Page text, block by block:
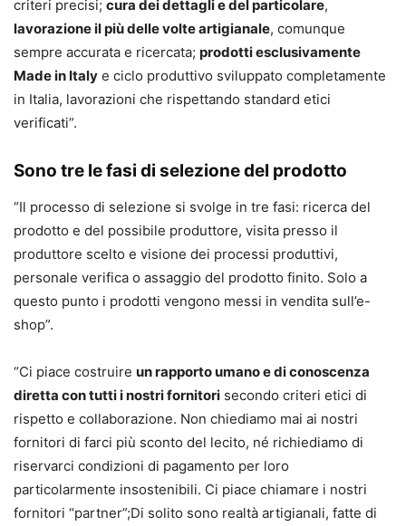
criteri precisi; cura dei dettagli e del particolare,
lavorazione il più delle volte artigianale, comunque
sempre accurata e ricercata; prodotti esclusivamente
Made in Italy e ciclo produttivo sviluppato completamente
in Italia, lavorazioni che rispettando standard etici
verificati”.
Sono tre le fasi di selezione del prodotto
“Il processo di selezione si svolge in tre fasi: ricerca del
prodotto e del possibile produttore, visita presso il
produttore scelto e visione dei processi produttivi,
personale verifica o assaggio del prodotto finito. Solo a
questo punto i prodotti vengono messi in vendita sull’e-
shop”.
“Ci piace costruire un rapporto umano e di conoscenza
diretta con tutti i nostri fornitori secondo criteri etici di
rispetto e collaborazione. Non chiediamo mai ai nostri
fornitori di farci più sconto del lecito, né richiediamo di
riservarci condizioni di pagamento per loro
particolarmente insostenibili. Ci piace chiamare i nostri
fornitori “partner”;Di solito sono realtà artigianali, fatte di